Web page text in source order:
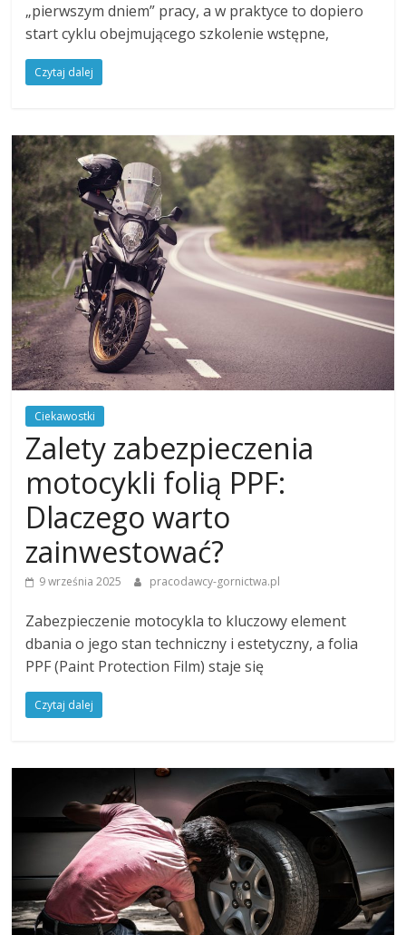
„pierwszym dniem” pracy, a w praktyce to dopiero
start cyklu obejmującego szkolenie wstępne,
Czytaj dalej
Ciekawostki
Zalety zabezpieczenia
motocykli folią PPF:
Dlaczego warto
zainwestować?
9 września 2025 pracodawcy-gornictwa.pl
Zabezpieczenie motocykla to kluczowy element
dbania o jego stan techniczny i estetyczny, a folia
PPF (Paint Protection Film) staje się
Czytaj dalej